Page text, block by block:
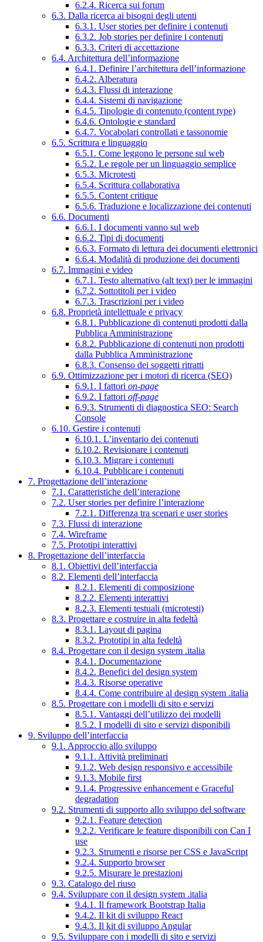
6.2.4. Ricerca sui forum
6.3. Dalla ricerca ai bisogni degli utenti
6.3.1. User stories per definire i contenuti
6.3.2. Job stories per definire i contenuti
6.3.3. Criteri di accettazione
6.4. Architettura dell’informazione
6.4.1. Definire l’architettura dell’informazione
6.4.2. Alberatura
6.4.3. Flussi di interazione
6.4.4. Sistemi di navigazione
6.4.5. Tipologie di contenuto (content type)
6.4.6. Ontologie e standard
6.4.7. Vocabolari controllati e tassonomie
6.5. Scrittura e linguaggio
6.5.1. Come leggono le persone sul web
6.5.2. Le regole per un linguaggio semplice
6.5.3. Microtesti
6.5.4. Scrittura collaborativa
6.5.5. Content critique
6.5.6. Traduzione e localizzazione dei contenuti
6.6. Documenti
6.6.1. I documenti vanno sul web
6.6.2. Tipi di documenti
6.6.3. Formato di lettura dei documenti elettronici
6.6.4. Modalità di produzione dei documenti
6.7. Immagini e video
6.7.1. Testo alternativo (alt text) per le immagini
6.7.2. Sottotitoli per i video
6.7.3. Trascrizioni per i video
6.8. Proprietà intellettuale e privacy
6.8.1. Pubblicazione di contenuti prodotti dalla
Pubblica Amministrazione
6.8.2. Pubblicazione di contenuti non prodotti
dalla Pubblica Amministrazione
6.8.3. Consenso dei soggetti ritratti
6.9. Ottimizzazione per i motori di ricerca (SEO)
6.9.1. I fattori on-page
6.9.2. I fattori off-page
6.9.3. Strumenti di diagnostica SEO: Search
Console
6.10. Gestire i contenuti
6.10.1. L’inventario dei contenuti
6.10.2. Revisionare i contenuti
6.10.3. Migrare i contenuti
6.10.4. Pubblicare i contenuti
7. Progettazione dell’interazione
7.1. Caratteristiche dell’interazione
7.2. User stories per definire l’interazione
7.2.1. Differenza tra scenari e user stories
7.3. Flussi di interazione
7.4. Wireframe
7.5. Prototipi interattivi
8. Progettazione dell’interfaccia
8.1. Obiettivi dell’interfaccia
8.2. Elementi dell’interfaccia
8.2.1. Elementi di composizione
8.2.2. Elementi interattivi
8.2.3. Elementi testuali (microtesti)
8.3. Progettare e costruire in alta fedeltà
8.3.1. Layout di pagina
8.3.2. Prototipi in alta fedeltà
8.4. Progettare con il design system .italia
8.4.1. Documentazione
8.4.2. Benefici del design system
8.4.3. Risorse operative
8.4.4. Come contribuire al design system .italia
8.5. Progettare con i modelli di sito e servizi
8.5.1. Vantaggi dell’utilizzo dei modelli
8.5.2. I modelli di sito e servizi disponibili
9. Sviluppo dell’interfaccia
9.1. Approccio allo sviluppo
9.1.1. Attività preliminari
9.1.2. Web design responsivo e accessibile
9.1.3. Mobile first
9.1.4. Progressive enhancement e Graceful
degradation
9.2. Strumenti di supporto allo sviluppo del software
9.2.1. Feature detection
9.2.2. Verificare le feature disponibili con Can I
use
9.2.3. Strumenti e risorse per CSS e JavaScript
9.2.4. Supporto browser
9.2.5. Misurare le prestazioni
9.3. Catalogo del riuso
9.4. Sviluppare con il design system .italia
9.4.1. Il framework Bootstrap Italia
9.4.2. Il kit di sviluppo React
9.4.3. Il kit di sviluppo Angular
9.5. Sviluppare con i modelli di sito e servizi